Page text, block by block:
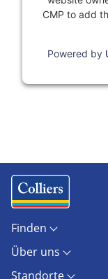
CMP to add
Powered by
Finden
Standorte
Über uns
Standorte